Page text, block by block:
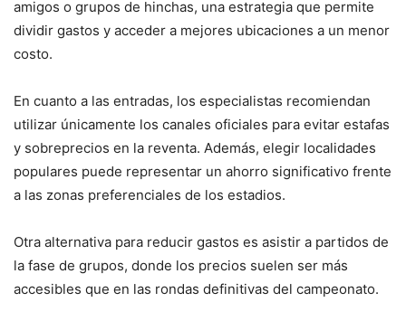
amigos o grupos de hinchas, una estrategia que permite
dividir gastos y acceder a mejores ubicaciones a un menor
costo.
En cuanto a las entradas, los especialistas recomiendan
utilizar únicamente los canales oficiales para evitar estafas
y sobreprecios en la reventa. Además, elegir localidades
populares puede representar un ahorro significativo frente
a las zonas preferenciales de los estadios.
Otra alternativa para reducir gastos es asistir a partidos de
la fase de grupos, donde los precios suelen ser más
accesibles que en las rondas definitivas del campeonato.